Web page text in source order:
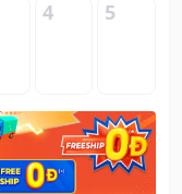
4 5